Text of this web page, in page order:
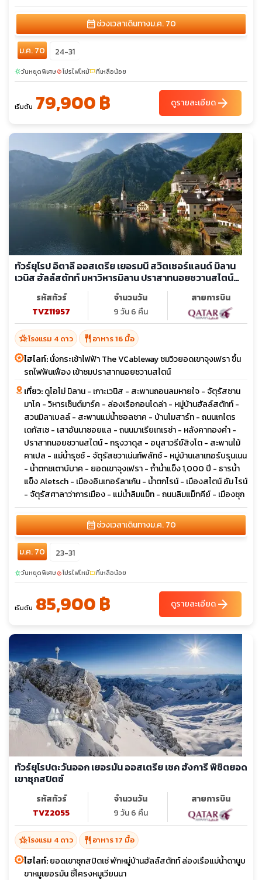
calendar_monthช่วงเวลาเดินทางม.ค. 70
ม.ค. 70 24-31
sunnyวันหยุดพิเศษlocal_fire_departmentโปรไฟไหม้confirmation_numberที่เหลือน้อย
เริ่มต้น 79,900 ฿ ดูรายละเอียดarrow_forward
ทัวร์ยุโรป อิตาลี ออสเตรีย เยอรมนี สวิตเซอร์แลนด์ มิลาน
เวนิส ฮัลล์สตัทท์ มหาวิหารมิลาน ปราสาทนอยชวานสไตน์
รหัสทัวร์
TVZ11957
จำนวนวัน
9 วัน 6 คืน
สายการบิน
hotel_classโรงแรม 4 ดาว restaurant อาหาร 16 มื้อ
ไฮไลท์:นั่งกระเช้าไฟฟ้า The VCableway ชมวิวยอดเขาจุงเฟรา ขึ้น
รถไฟฟันเฟือง เข้าชมปราสาทนอยชวานสไตน์
เที่ยว:ดูโอโม่ มิลาน - เกาะเวนิส - สะพานถอนลมหายใจ - จัตุรัสซาน
มาโค - วิหารเซ็นต์มาร์ค - ล่องเรือกอนโดล่า - หมู่บ้านฮัลล์สตัทท์ -
สวนมิลาเบลล์ - สะพานแม่น้ำซอลชาค - บ้านโมสาร์ท - ถนนเกไตร
เดกัสเซ - เสาอันนาซอยแล - ถนนมาเรียเทเรซ่า - หลังคาทองคำ -
ปราสาทนอยชวานสไตน์ - กรุงวาดุส - อนุสาวรีย์สิงโต - สะพานไม้
คาเปล - แม่น้ำรุชช์ - จัตุรัสชวาเน่นท์พลัทช์ - หมู่บ้านเลาเทอร์บรุนเนน
- น้ำตกชเตาบ์บาค - ยอดเขาจุงเฟรา - ถ้ำน้ำแข็ง 1,000 ปี - ธารน้ำ
แข็ง Aletsch - เมืองอินเทอร์ลาเก้น - น้ำตกไรน์ - เมืองสไตน์ อัม ไรน์
- จัตุรัสศาลาว่าการเมือง - แม่น้ำลิมแม็ท - ถนนลิมแม็ทคีย์ - เมืองซุก
calendar_monthช่วงเวลาเดินทางม.ค. 70
ม.ค. 70 23-31
sunnyวันหยุดพิเศษlocal_fire_departmentโปรไฟไหม้confirmation_numberที่เหลือน้อย
เริ่มต้น 85,900 ฿ ดูรายละเอียดarrow_forward
ทัวร์ยุโรปตะวันออก เยอรมัน ออสเตรีย เชค ฮังการี พิชิตยอด
เขาซุกสปิตซ์
รหัสทัวร์
TVZ2055
จำนวนวัน
9 วัน 6 คืน
สายการบิน
hotel_classโรงแรม 4 ดาว restaurant อาหาร 17 มื้อ
ไฮไลท์:ยอดเขาซุกสปิตเซ่ พักหมู่บ้านฮัลล์สตัทท์ ล่องเรือแม่น้ำดานูบ
ขาหมูเยอรมัน ซี่โครงหมูเวียนนา